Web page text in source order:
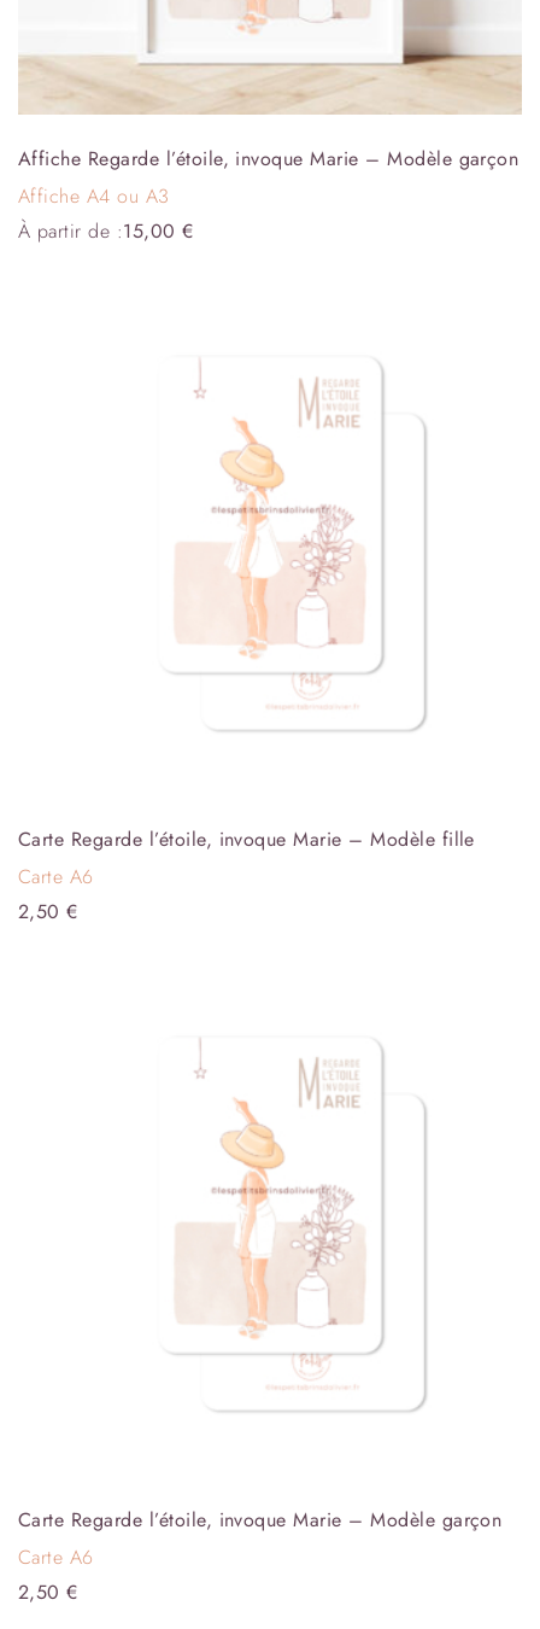
Affiche Regarde l’étoile, invoque Marie – Modèle garçon
Affiche A4 ou A3
À partir de :15,00€
Carte Regarde l’étoile, invoque Marie – Modèle fille
Carte A6
2,50€
Carte Regarde l’étoile, invoque Marie – Modèle garçon
Carte A6
2,50€